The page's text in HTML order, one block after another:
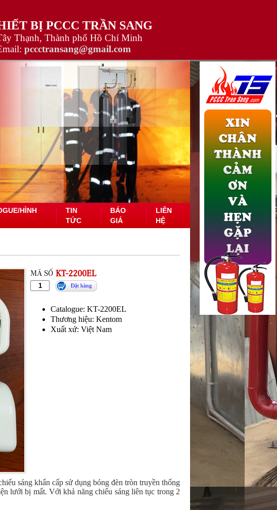
BỊ PCCC TRẦN SANG
Thạnh, Thành phố Hồ Chí Minh
pccctransang@gmail.com
HÌNH
TIN
TỨC
BÁO
GIÁ
LIÊN
HỆ
MÃ SỐ KT-2200EL
Đặt hàng
Catalogue: KT-2200EL
Thương hiệu: Kentom
Xuất xứ: Việt Nam
sáng khẩn cấp sử dụng bóng đèn tròn truyền thống
lưới bị mất. Với khả năng chiếu sáng liên tục trong 2